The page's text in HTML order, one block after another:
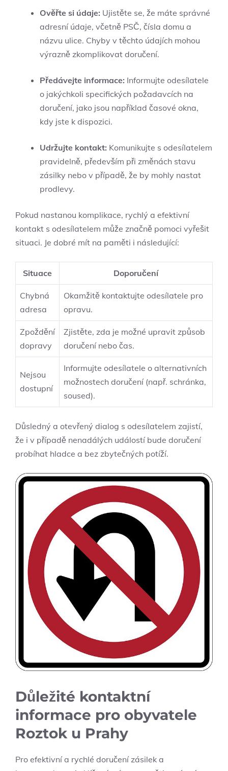
Ověřte⁢ si údaje: Ujistěte⁤ se, že máte správné
adresní údaje, ⁢včetně ⁤PSČ, čísla domu a
názvu ulice. Chyby v těchto údajích mohou
výrazně zkomplikovat doručení.
Předávejte informace: Informujte odesílatele
⁤o jakýchkoli specifických požadavcích na
doručení, jako ⁣jsou například časové okna,
kdy⁣ jste k dispozici.
Udržujte kontakt: ⁢Komunikujte s‍ odesílatelem
pravidelně, především při změnách ⁤stavu
zásilky nebo v případě, že by mohly nastat
prodlevy.
Pokud nastanou komplikace, ⁢rychlý‌ a efektivní
kontakt ⁤s odesílatelem může značně ⁣pomoci vyřešit
‍situaci. Je dobré mít ‍na paměti⁢ i následující:
Situace Doporučení
Chybná
adresa
Okamžitě ⁢kontaktujte odesílatele ‍pro
opravu.
Zpoždění
‌dopravy
Zjistěte, zda je‍ možné upravit⁣ způsob
doručení nebo čas.
Nejsou
dostupní
Informujte⁢ odesílatele o alternativních‍
možnostech doručení (např. schránka,​
soused).
Důsledný a otevřený dialog s odesílatelem zajistí,
⁣že i v případě⁤ nenadálých událostí bude doručení
probíhat hladce a ​bez zbytečných potíží.
Důležité⁣ kontaktní
informace pro obyvatele
Roztok u Prahy
Pro efektivní a rychlé doručení zásilek a